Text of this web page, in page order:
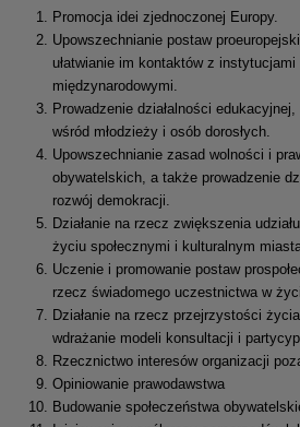
Promocja idei zjednoczonej Europy.
Upowszechnianie postaw
ułatwianie im kontaktów z
międzynarodowymi.
Prowadzenie działalności
wśród młodzieży i osób dorosłych.
Upowszechnianie zasad wolności i
obywatelskich, a także prowadzenie
rozwój demokracji.
Działanie na rzecz zwiększenia
życiu społecznymi i kulturalnym
Uczenie i promowanie postaw
rzecz świadomego uczestnictwa w
Działanie na rzecz przejrzystości
wdrażanie modeli konsultacji i
Rzecznictwo interesów organizacji
Opiniowanie prawodawstwa
Budowanie społeczeństwa